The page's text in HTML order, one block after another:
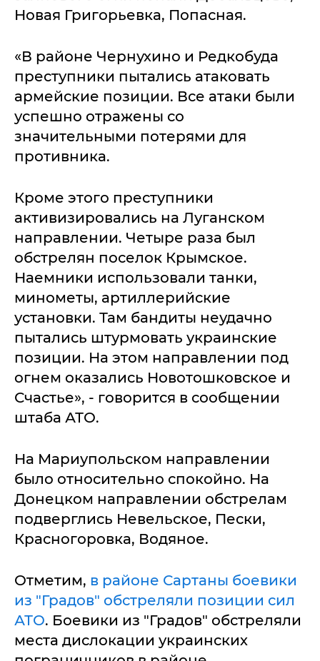
Новая Григорьевка, Попасная.
«В районе Чернухино и Редкобуда
преступники пытались атаковать
армейские позиции. Все атаки были
успешно отражены со
значительными потерями для
противника.
Кроме этого преступники
активизировались на Луганском
направлении. Четыре раза был
обстрелян поселок Крымское.
Наемники использовали танки,
минометы, артиллерийские
установки. Там бандиты неудачно
пытались штурмовать украинские
позиции. На этом направлении под
огнем оказались Новотошковское и
Счастье», - говорится в сообщении
штаба АТО.
На Мариупольском направлении
было относительно спокойно. На
Донецком направлении обстрелам
подверглись Невельское, Пески,
Красногоровка, Водяное.
Отметим, в районе Сартаны боевики
из "Градов" обстреляли позиции сил
АТО. Боевики из "Градов" обстреляли
места дислокации украинских